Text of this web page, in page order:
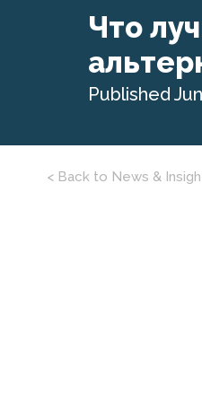
Что
Published
< Back to News &